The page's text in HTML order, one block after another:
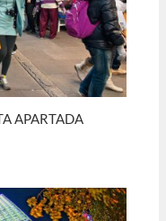
APARTADA